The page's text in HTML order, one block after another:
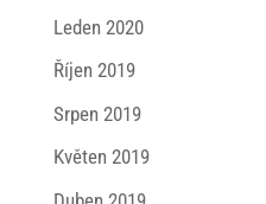
Leden 2020
Říjen 2019
Srpen 2019
Květen 2019